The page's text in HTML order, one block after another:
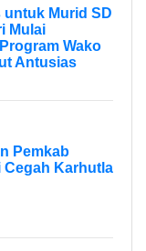
untuk Murid SD
Mulai
Wako
Antusias
Pemkab
Cegah Karhutla